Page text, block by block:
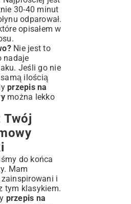
30-40 minut
odparował.
opisałem w
Nie jest to
nadaje
Jeśli go nie
ilością
przepis na
można lekko
Twój
do końca
Mam
i
tym klasykiem.
przepis na